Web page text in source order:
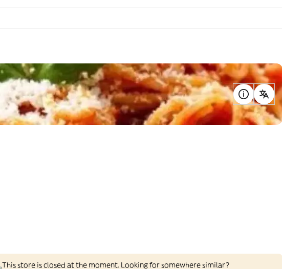
This store is closed at the moment. Looking for somewhere similar?